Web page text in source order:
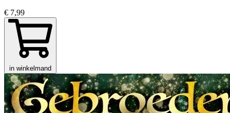
€ 7,99
in winkelmand